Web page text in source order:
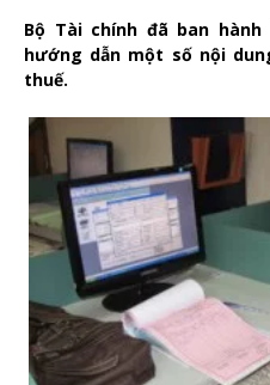
Bộ Tài chính đã ban hành
hướng dẫn một số nội
thuế.